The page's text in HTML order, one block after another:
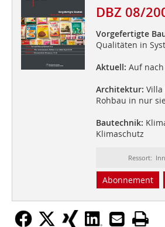
DBZ 08/
Vorgefertigte
Qualitäten in
Aktuell: Auf
Architektur: Villa
Rohbau in nur
Bautechnik:
Klimaschutz
Ressort:
Abonnement